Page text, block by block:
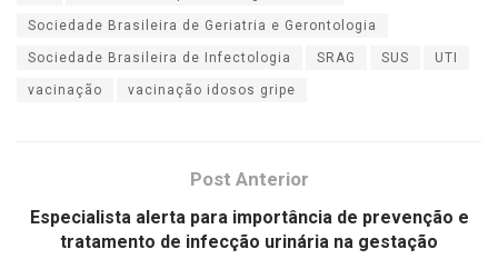
Sociedade Brasileira de Geriatria e Gerontologia
Sociedade Brasileira de Infectologia SRAG SUS UTI
vacinação vacinação idosos gripe
Post Anterior
Especialista alerta para importância de prevenção e
tratamento de infecção urinária na gestação